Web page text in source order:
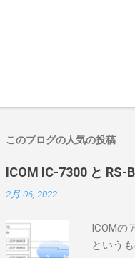
このブログの人気の投稿
ICOM IC-7300 と RS-
2月 06, 2022
ICOMの
という